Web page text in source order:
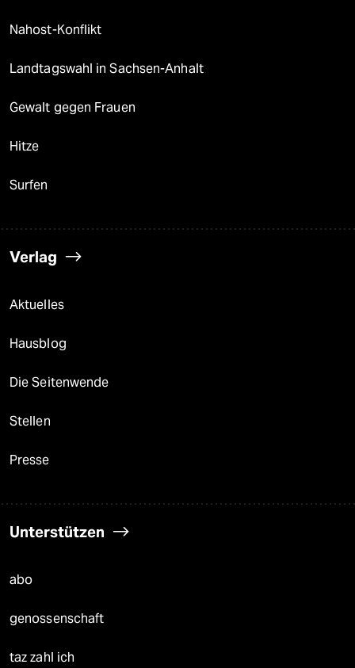
Nahost-Konflikt
Landtagswahl in Sachsen-Anhalt
Gewalt gegen Frauen
Hitze
Surfen
Verlag
Aktuelles
Hausblog
Die Seitenwende
Stellen
Presse
Unterstützen
abo
genossenschaft
taz zahl ich